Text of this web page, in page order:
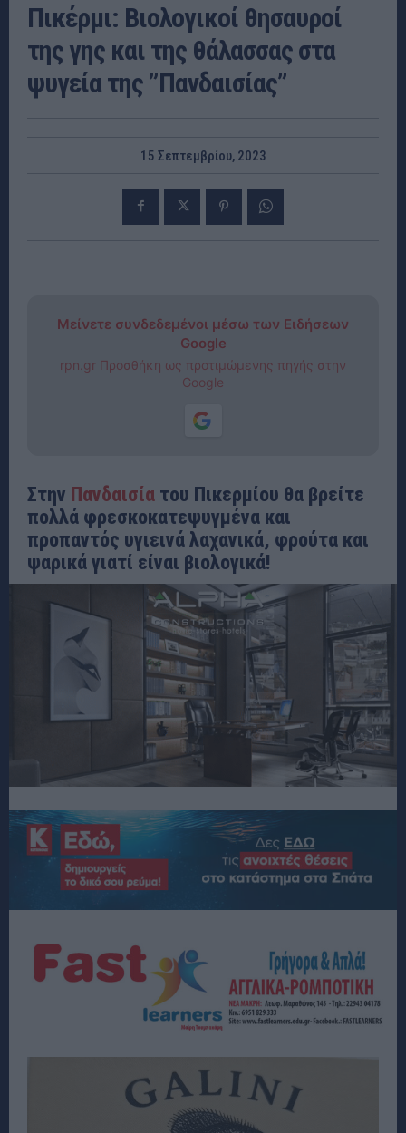
Πικέρμι: Βιολογικοί θησαυροί
της γης και της θάλασσας στα
ψυγεία της ”Πανδαισίας”
15 Σεπτεμβρίου, 2023
Μείνετε συνδεδεμένοι μέσω των Ειδήσεων
Google
rpn.gr Προσθήκη ως προτιμώμενης πηγής στην
Google
Στην Πανδαισία του Πικερμίου θα βρείτε
πολλά φρεσκοκατεψυγμένα και
προπαντός υγιεινά λαχανικά, φρούτα και
ψαρικά γιατί είναι βιολογικά!